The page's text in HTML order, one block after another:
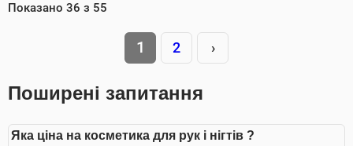
Показано 36 з 55
1 2 ›
Поширені запитання
Яка ціна на косметика для рук і нігтів ?